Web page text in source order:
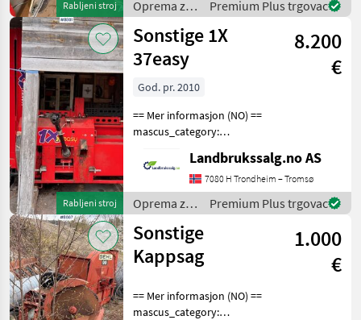
Rabljeni stroj
en.landbrukssalg.no/
Oprema za
šumu i
obradu
drveta /
Sonstige
Premium Plus trgovac
Rabljeni stroj
Sonstige 1X
37easy
8.200
€
God. pr. 2010
== Mer informasjon (NO) ==
mascus_category:
provide reference number
upon request: 8801 See
en.landbrukssalg.no/8801
for more images Spe
Landbrukssalg.no AS
7080 H Trondheim – Tromsø
Oprema za
šumu i
obradu
drveta /
Sonstige
Premium Plus trgovac
Sonstige
Kappsag
1.000
€
== Mer informasjon (NO) ==
mascus_category: